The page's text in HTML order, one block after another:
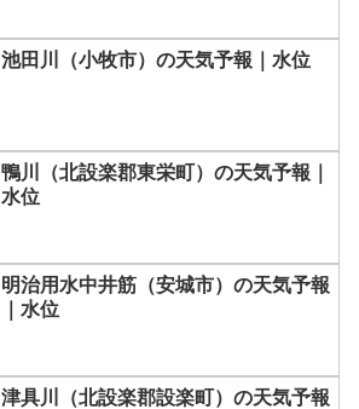
池田川（小牧市）の天気予報｜水位
鴨川（北設楽郡東栄町）の天気予報｜
水位
明治用水中井筋（安城市）の天気予報
｜水位
津具川（北設楽郡設楽町）の天気予報